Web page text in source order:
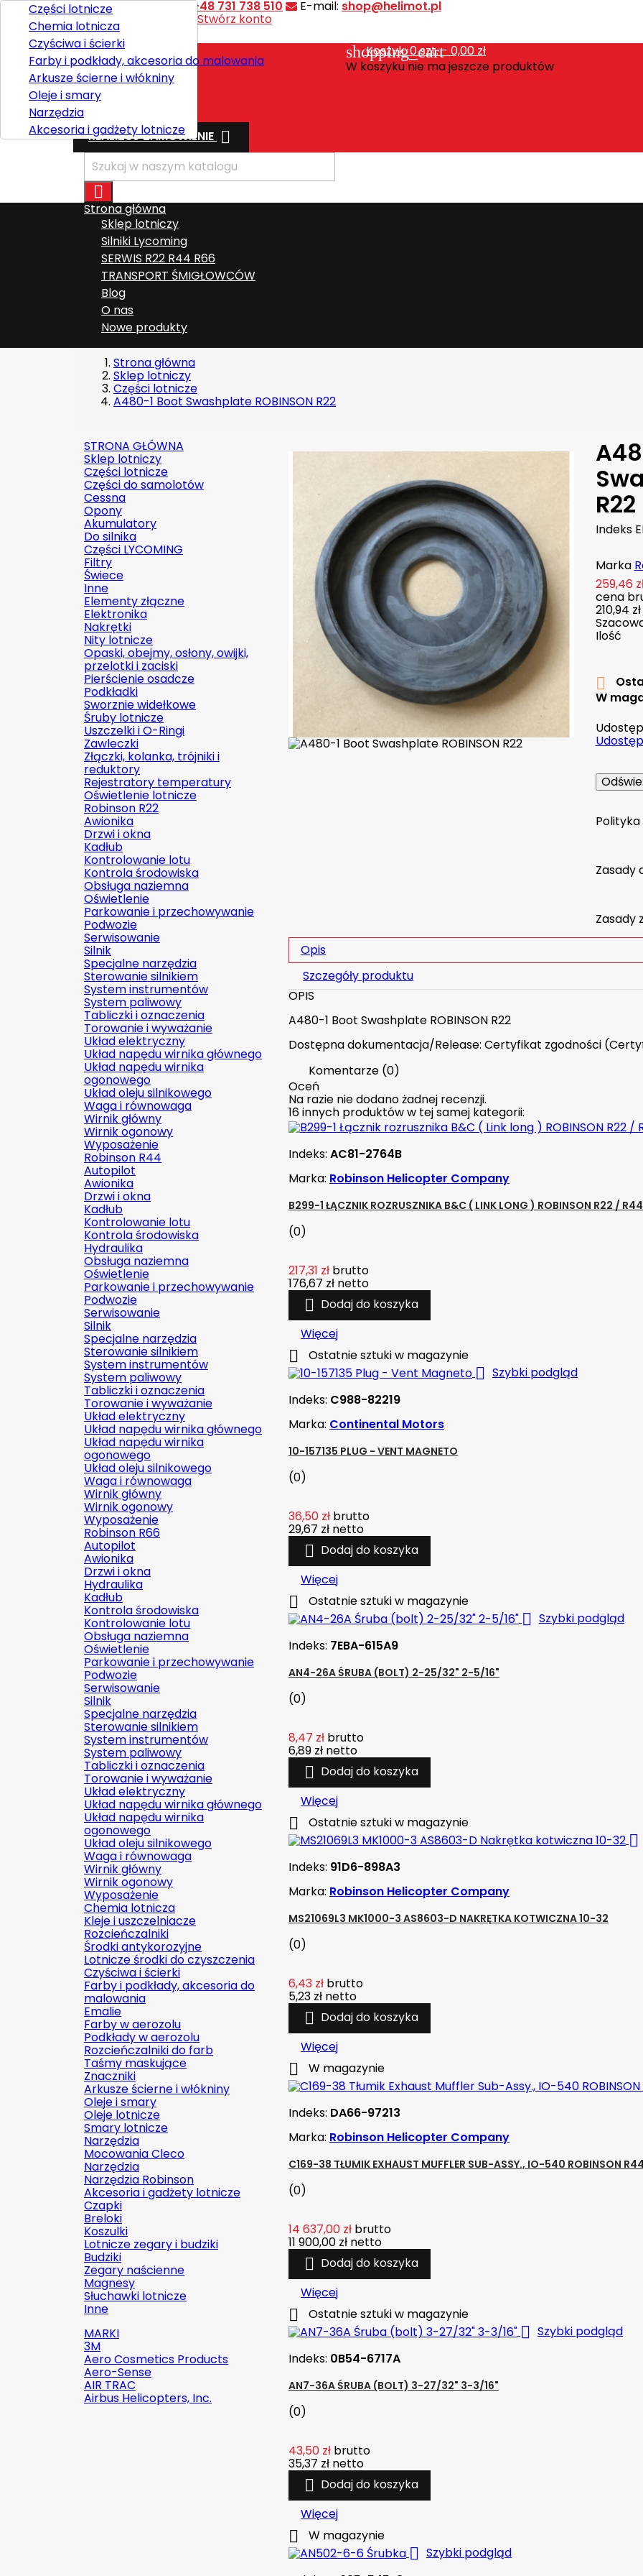
Kontakt Telefon:+48 731 738 510 E-mail: shop@helimot.pl
Witaj,
Stwórz konto
Polski
shopping_cart
Koszyk:0szt. - 0,00 zł
W koszyku nie ma jeszcze produktów
Wysyłka
Razem
REALIZUJ ZAMÓWIENIE 

Strona główna
Sklep lotniczy
Części lotnicze
Chemia lotnicza
Czyściwa i ścierki
Farby i podkłady, akcesoria do malowania
Arkusze ścierne i włókniny
Oleje i smary
Narzędzia
Akcesoria i gadżety lotnicze
Silniki Lycoming
SERWIS R22 R44 R66
TRANSPORT ŚMIGŁOWCÓW
Blog
O nas
Nowe produkty
Strona główna
Sklep lotniczy
Części lotnicze
A480-1 Boot Swashplate ROBINSON R22
STRONA GŁÓWNA
Sklep lotniczy
Części lotnicze
Części do samolotów
Cessna
Opony
Akumulatory
Do silnika
Części LYCOMING
Filtry
Świece
Inne
Elementy złączne
Elektronika
Nakrętki
Nity lotnicze
Opaski, obejmy, osłony, owijki,
przelotki i zaciski
Pierścienie osadcze
Podkładki
Sworznie widełkowe
Śruby lotnicze
Uszczelki i O-Ringi
Zawleczki
Złączki, kolanka, trójniki i
reduktory
Rejestratory temperatury
Oświetlenie lotnicze
Robinson R22
Awionika
Drzwi i okna
Kadłub
Kontrolowanie lotu
Kontrola środowiska
Obsługa naziemna
Oświetlenie
Parkowanie i przechowywanie
Podwozie
Serwisowanie
Silnik
Specjalne narzędzia
Sterowanie silnikiem
System instrumentów
System paliwowy
Tabliczki i oznaczenia
Torowanie i wyważanie
Układ elektryczny
Układ napędu wirnika głównego
Układ napędu wirnika
ogonowego
Układ oleju silnikowego
Waga i równowaga
Wirnik główny
Wirnik ogonowy
Wyposażenie
Robinson R44
Autopilot
Awionika
Drzwi i okna
Kadłub
Kontrolowanie lotu
Kontrola środowiska
Hydraulika
Obsługa naziemna
Oświetlenie
Parkowanie i przechowywanie
Podwozie
Serwisowanie
Silnik
Specjalne narzędzia
Sterowanie silnikiem
System instrumentów
System paliwowy
Tabliczki i oznaczenia
Torowanie i wyważanie
Układ elektryczny
Układ napędu wirnika głównego
Układ napędu wirnika
ogonowego
Układ oleju silnikowego
Waga i równowaga
Wirnik główny
Wirnik ogonowy
Wyposażenie
Robinson R66
Autopilot
Awionika
Drzwi i okna
Hydraulika
Kadłub
Kontrola środowiska
Kontrolowanie lotu
Obsługa naziemna
Oświetlenie
Parkowanie i przechowywanie
Podwozie
Serwisowanie
Silnik
Specjalne narzędzia
Sterowanie silnikiem
System instrumentów
System paliwowy
Tabliczki i oznaczenia
Torowanie i wyważanie
Układ elektryczny
Układ napędu wirnika głównego
Układ napędu wirnika
ogonowego
Układ oleju silnikowego
Waga i równowaga
Wirnik główny
Wirnik ogonowy
Wyposażenie
Chemia lotnicza
Kleje i uszczelniacze
Rozcieńczalniki
Środki antykorozyjne
Lotnicze środki do czyszczenia
Czyściwa i ścierki
Farby i podkłady, akcesoria do
malowania
Emalie
Farby w aerozolu
Podkłady w aerozolu
Rozcieńczalniki do farb
Taśmy maskujące
Znaczniki
Arkusze ścierne i włókniny
Oleje i smary
Oleje lotnicze
Smary lotnicze
Narzędzia
Mocowania Cleco
Narzędzia
Narzędzia Robinson
Akcesoria i gadżety lotnicze
Czapki
Breloki
Koszulki
Lotnicze zegary i budziki
Budziki
Zegary naścienne
Magnesy
Słuchawki lotnicze
Inne
MARKI
3M
Aero Cosmetics Products
Aero-Sense
AIR TRAC
Airbus Helicopters, Inc.
R22
Indeks
Marka
259,46
cena
210,94 zł
Ilość

W
Zasady
Zasady
Opis
Szczegóły produktu
OPIS
A480-1 Boot Swashplate ROBINSON R22
Dostępna dokumentacja/Release: Certyfikat zgodności
Komentarze (0)
Oceń
Na razie nie dodano żadnej recenzji.
16 innych produktów w tej samej kategorii:
Indeks: AC81-2764B
Marka: Robinson Helicopter Company
B299-1 ŁĄCZNIK ROZRUSZNIKA B&C ( LINK LONG ) ROBINSON R22 / R44
(0)
217,31 zł brutto
176,67 zł netto
 Dodaj do koszyka
Więcej
 Ostatnie sztuki w magazynie
 Szybki podgląd
Indeks: C988-82219
Marka: Continental Motors
10-157135 PLUG - VENT MAGNETO
(0)
36,50 zł brutto
29,67 zł netto
 Dodaj do koszyka
Więcej
 Ostatnie sztuki w magazynie
 Szybki podgląd
Indeks: 7EBA-615A9
AN4-26A ŚRUBA (BOLT) 2-25/32" 2-5/16"
(0)
8,47 zł brutto
6,89 zł netto
 Dodaj do koszyka
Więcej
 Ostatnie sztuki w magazynie

Indeks: 91D6-898A3
Marka: Robinson Helicopter Company
MS21069L3 MK1000-3 AS8603-D NAKRĘTKA KOTWICZNA 10-32
(0)
6,43 zł brutto
5,23 zł netto
 Dodaj do koszyka
Więcej
 W magazynie
Indeks: DA66-97213
Marka: Robinson Helicopter Company
C169-38 TŁUMIK EXHAUST MUFFLER SUB-ASSY., IO-540 ROBINSON
(0)
14 637,00 zł brutto
11 900,00 zł netto
 Dodaj do koszyka
Więcej
 Ostatnie sztuki w magazynie
 Szybki podgląd
Indeks: 0B54-6717A
AN7-36A ŚRUBA (BOLT) 3-27/32" 3-3/16"
(0)
43,50 zł brutto
35,37 zł netto
 Dodaj do koszyka
Więcej
 W magazynie
 Szybki podgląd